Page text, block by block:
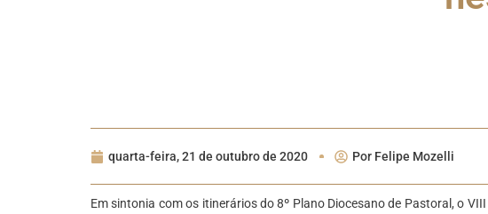
quarta-feira, 21 de outubro de 2020 Por Felipe Mozelli
Em sintonia com os itinerários do 8º Plano Diocesano de Pastoral, o